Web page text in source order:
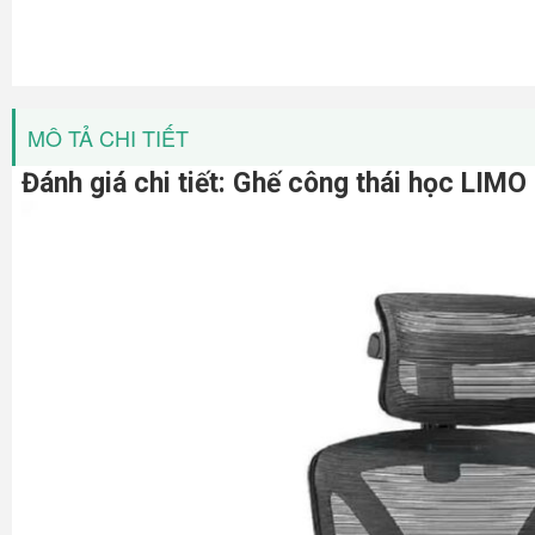
MÔ TẢ CHI TIẾT
Đánh giá chi tiết: Ghế công thái học LIMO